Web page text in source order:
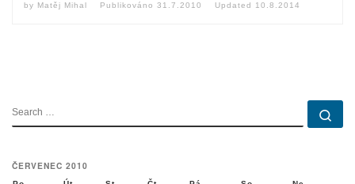
by Matěj Mihal Publikováno 31.7.2010 Updated 10.8.2014
SEARCH
ČERVENEC 2010